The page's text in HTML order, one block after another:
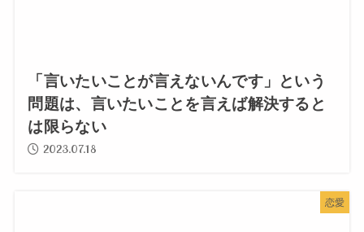
「言いたいことが言えないんです」という
問題は、言いたいことを言えば解決すると
は限らない
2023.07.18
恋愛